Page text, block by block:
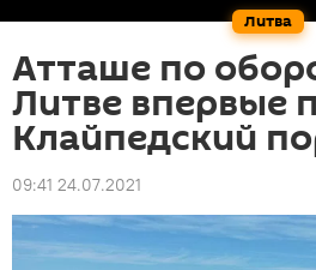
Литва
Атташе по
Литве впервые
Клайпедский
09:41 24.07.2021